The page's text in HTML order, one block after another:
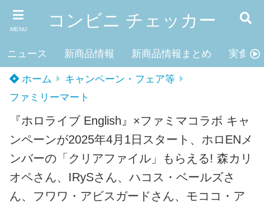
MENU コンビニ チェッカー
ニュース 新商品情報 新商品情報まとめ 実食レ
ホーム
キャンペーン・フェア等
ファミリーマート
『ホロライブ English』×ファミマコラボ キャ
ンペーンが2025年4月1日スタート、ホロENメ
ンバーの「クリアファイル」もらえる! 森カリ
オペさん、IRySさん、ハコス・ベールズさ
ん、フワワ・アビスガードさん、モココ・ア